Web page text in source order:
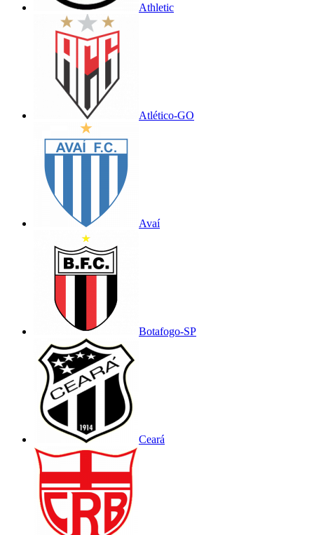
Athletic
Atlético-GO
Avaí
Botafogo-SP
Ceará